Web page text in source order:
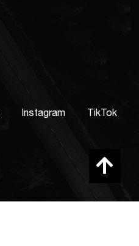
Instagram TikTok